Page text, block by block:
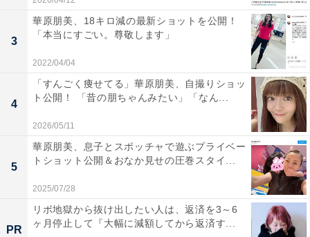
3
華原朋美、18キロ減の最新ショットを公開！
「本当にすごい。尊敬します」
2022/04/04
4
「すんごく痩せてる」華原朋美、自撮りショッ
ト公開！ 「昔の朋ちゃんみたい」「なん...
2026/05/11
5
華原朋美、息子とスポッチャで遊ぶプライベー
トショット公開＆おなか見せの圧巻スタイ...
2025/07/28
PR
リボ地獄から抜け出したい人は、返済を3～6
ヶ月停止して『大幅に減額してから返済す...